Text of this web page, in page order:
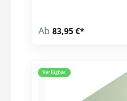
Ab 83,95 €*
Verfügbar